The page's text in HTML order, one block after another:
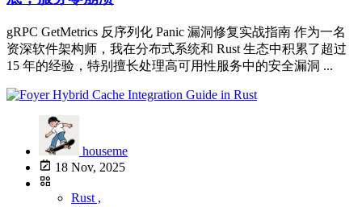
gRPC GetMetrics 反序列化 Panic 漏洞修复实战指南 作为一名
资深软件架构师，我在分布式系统和 Rust 生态中积累了超过
15 年的经验，特别擅长处理高可用性服务中的安全漏洞 ...
houseme
18 Nov, 2025
Rust ,